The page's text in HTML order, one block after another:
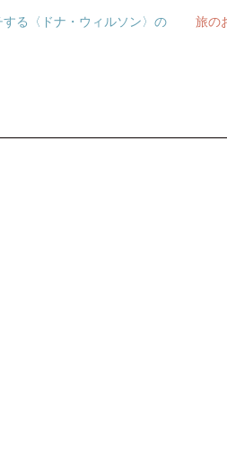
る〈ドナ・ウィルソン〉の
旅の